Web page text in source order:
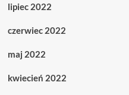
lipiec 2022
czerwiec 2022
maj 2022
kwiecień 2022